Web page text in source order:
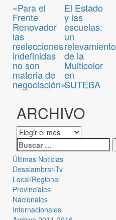
«Para el
Frente
Renovador
las
reelecciones
indefinidas
no son
materia de
negociación»
El Estado
y las
escuelas:
un
relevamiento
de la
Multicolor
en
SUTEBA
ARCHIVO
Últimas Noticias
Desalambrar-Tv
Local/Regional
Provinciales
Nacionales
Internacionales